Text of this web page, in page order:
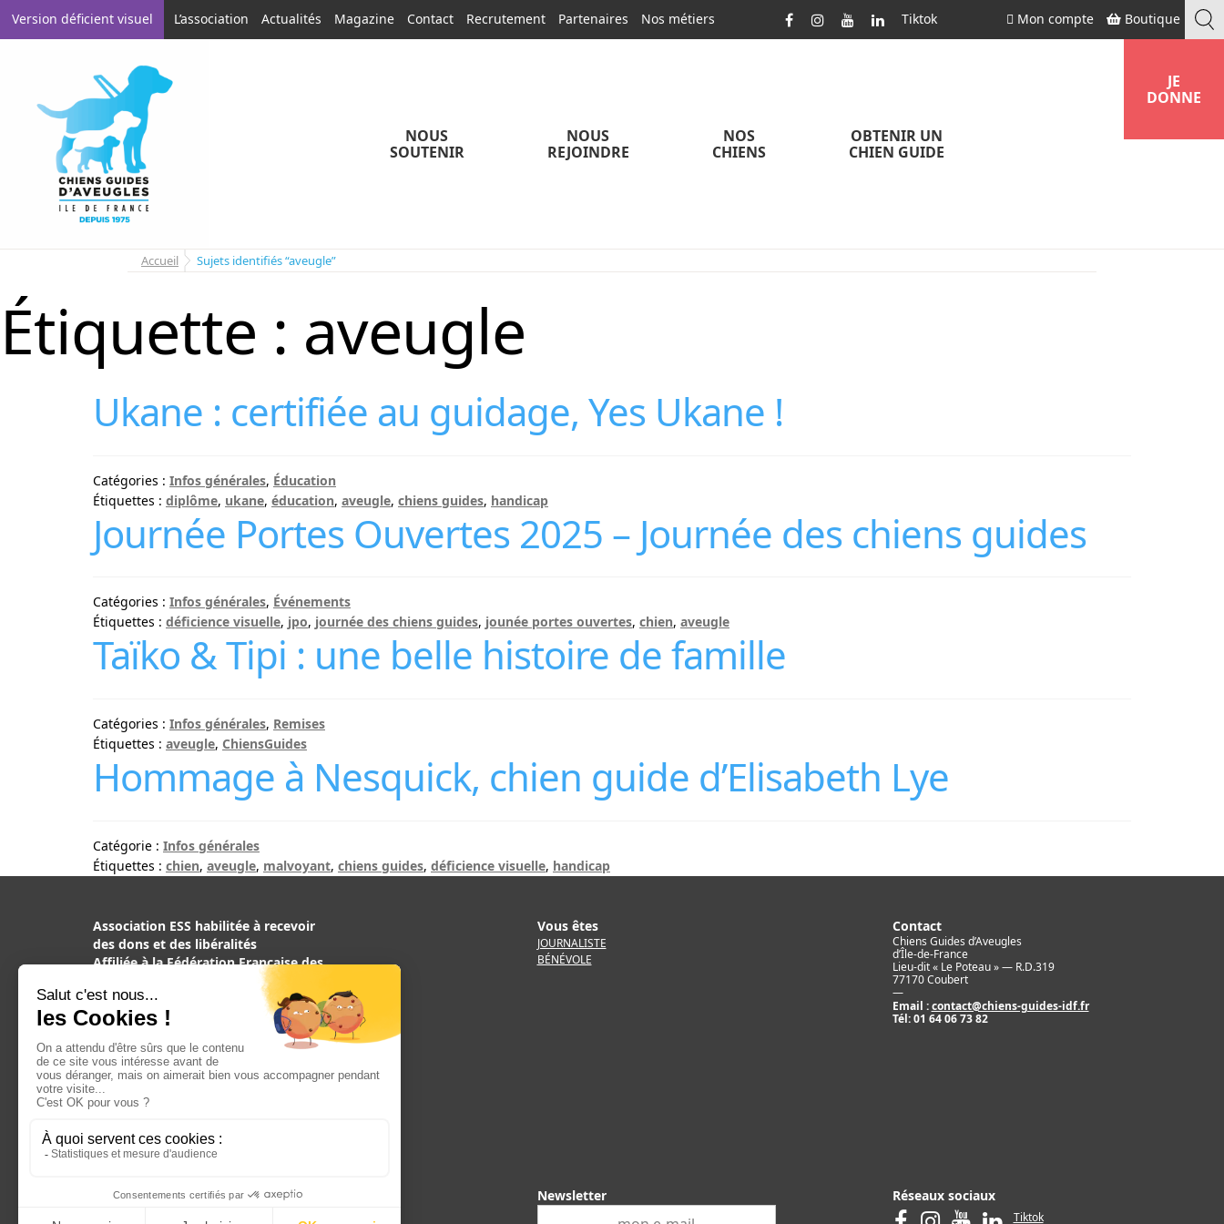
Aller
Aller
Version déficient visuel L’association Actualités Magazine Contact Recrutement Partenaires Nos métiers Tiktok Mon compte Boutique
NOUS
SOUTENIR
NOUS
REJOINDRE
NOS
CHIENS
OBTENIR UN
CHIEN GUIDE
JE
DONNE
Accueil Sujets identifiés “aveugle”
Étiquette : aveugle
Ukane : certifiée au guidage, Yes Ukane !
Catégories : Infos générales, Éducation
Étiquettes : diplôme, ukane, éducation, aveugle, chiens guides, handicap
Journée Portes Ouvertes 2025 – Journée des chiens guides
Catégories : Infos générales, Événements
Étiquettes : déficience visuelle, jpo, journée des chiens guides, jounée portes ouvertes, chien, aveugle
Taïko & Tipi : une belle histoire de famille
Catégories : Infos générales, Remises
Étiquettes : aveugle, ChiensGuides
Hommage à Nesquick, chien guide d’Elisabeth Lye
Catégorie : Infos générales
Étiquettes : chien, aveugle, malvoyant, chiens guides, déficience visuelle, handicap
Association ESS habilitée à recevoir
des dons et des libéralités
Affiliée à la Fédération Française des
Associations de Chiens guides
d’aveugles, reconnue d’utilité
publique
Vous êtes
JOURNALISTE
BÉNÉVOLE
Contact
Chiens Guides d’Aveugles
d’Île-de-France
Lieu-dit « Le Poteau » — R.D.319
77170 Coubert
—
Email : contact@chiens-guides-idf.fr
Tél: 01 64 06 73 82
Mentions légales
©2017 Chiens Guides d’Aveugles d’IDF
Newsletter Réseaux sociaux
Tiktok